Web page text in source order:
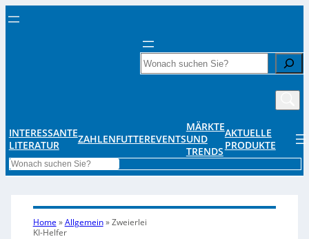
Search
INTERESSANTE
LITERATUR
ZAHLENFUTTEREVENTS
MÄRKTE
UND
TRENDS
AKTUELLE
PRODUKTE
Search
Home »Allgemein»Zweierlei
KI-Helfer